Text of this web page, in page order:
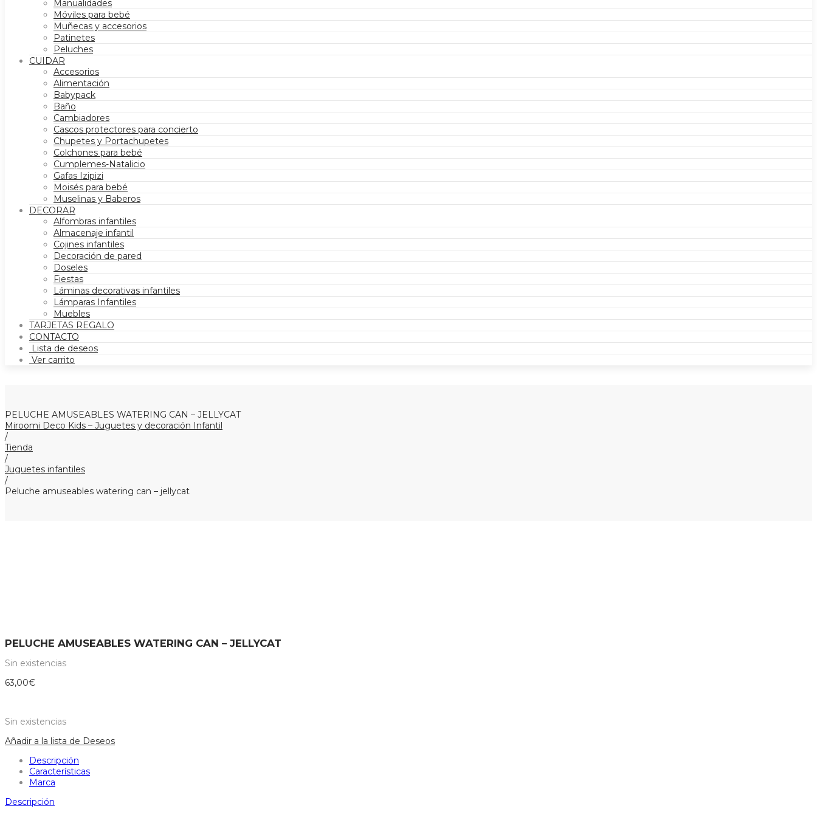
Manualidades
Móviles para bebé
Muñecas y accesorios
Patinetes
Peluches
CUIDAR
Accesorios
Alimentación
Babypack
Baño
Cambiadores
Cascos protectores para concierto
Chupetes y Portachupetes
Colchones para bebé
Cumplemes-Natalicio
Gafas Izipizi
Moisés para bebé
Muselinas y Baberos
DECORAR
Alfombras infantiles
Almacenaje infantil
Cojines infantiles
Decoración de pared
Doseles
Fiestas
Láminas decorativas infantiles
Lámparas Infantiles
Muebles
TARJETAS REGALO
CONTACTO
Lista de deseos
Ver carrito
PELUCHE AMUSEABLES WATERING CAN – JELLYCAT
Miroomi Deco Kids – Juguetes y decoración Infantil
/
Tienda
/
Juguetes infantiles
/
Peluche amuseables watering can – jellycat
PELUCHE AMUSEABLES WATERING CAN – JELLYCAT
Sin existencias
63,00€
Sin existencias
Añadir a la lista de Deseos
Descripción
Características
Marca
Descripción